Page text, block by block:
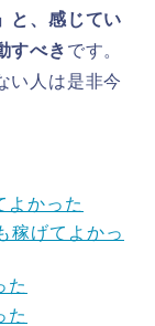
と、感じてい
すべき です。
い人は是非今
よかった
稼げてよかっ
た
た